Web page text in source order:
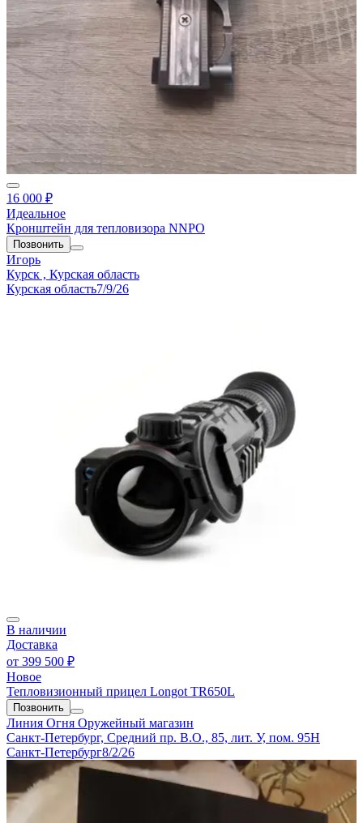
16 000 ₽
Идеальное
Кронштейн для тепловизора NNPO
Позвонить
Игорь
Курск , Курская область
Курская область7/9/26
В наличии
Доставка
от 399 500 ₽
Новое
Тепловизионный прицел Longot TR650L
Позвонить
Линия Огня Оружейный магазин
Санкт-Петербург, Средний пр. В.О., 85, лит. У, пом. 95Н
Санкт-Петербург8/2/26